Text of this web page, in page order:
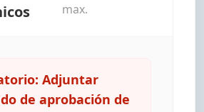
max.
Adjuntar
de aprobación de